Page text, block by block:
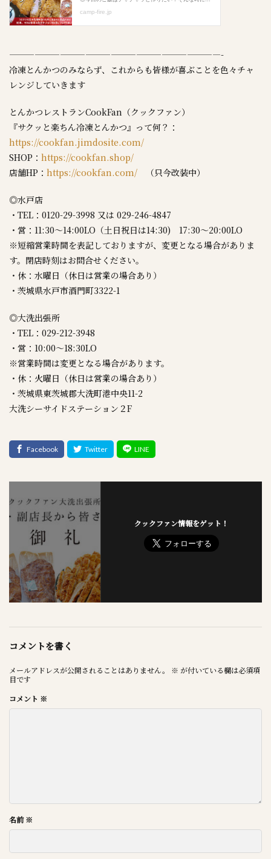
—————————————————————————-
冷凍とんかつのみならず、これからも皆様が喜ぶことを色々チャ
レンジしていきます
とんかつレストランCookFan（クックファン）
『サクッと楽ちん冷凍とんかつ』って何？：
https://cookfan.jimdosite.com/
SHOP： https://cookfan.shop/
店舗HP： https://cookfan.com/ （只今改装中）
◎水戸店
・TEL：0120-29-3998 又は 029-246-4847
・営：11:30～14:00LO（土日祝日は14:30) 17:30～20:00LO
※短縮営業時間を表記しておりますが、変更となる場合がありま
す。閉店時刻はお問合せください。
・休：水曜日（休日は営業の場合あり）
・茨城県水戸市酒門町3322-1
◎大洗出張所
・TEL：029-212-3948
・営：10:00～18:30LO
※営業時間は変更となる場合があります。
・休：火曜日（休日は営業の場合あり）
・茨城県東茨城郡大洗町港中央11-2
大洗シーサイドステーション２F
クックファン情報をゲット！
コメントを書く
メールアドレスが公開されることはありません。 ※ が付いている欄は必須項
目です
コメント ※
名前※